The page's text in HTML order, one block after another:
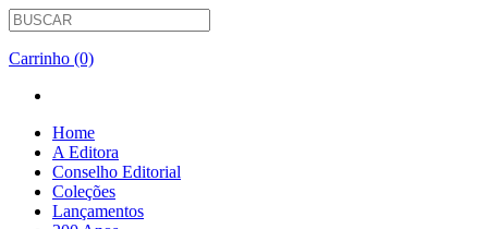
Carrinho (0)
Home
A Editora
Conselho Editorial
Coleções
Lançamentos